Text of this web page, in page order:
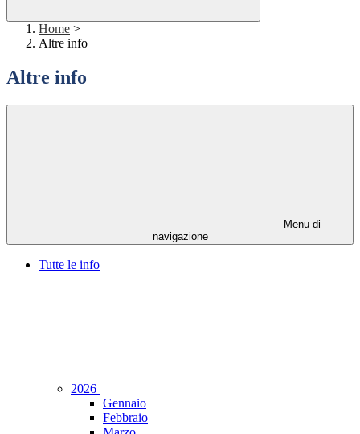
Home >
Altre info
Altre info
Menu di
navigazione
Tutte le info
2026
Gennaio
Febbraio